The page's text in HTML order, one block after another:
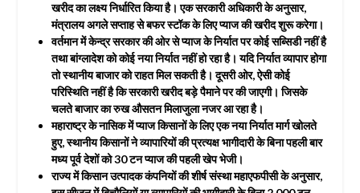
खरीद का लक्ष्य निर्धारित किया है। एक सरकारी अधिकारी के अनुसार,
मंत्रालय अगले सप्ताह से बफर स्टॉक के लिए प्याज की खरीद शुरू करेगा।
वर्तमान में केन्द्र सरकार की ओर से प्याज के निर्यात पर कोई सब्सिडी नहीं है
तथा बांग्लादेश को कोई नया निर्यात नहीं हो रहा है। यदि निर्यात व्यापार होगा
तो स्थानीय बाजार को राहत मिल सकती है। दूसरी ओर, ऐसी कोई
परिस्थिति नहीं है कि सरकारी खरीद बड़े पैमाने पर की जाएगी। जिसके
चलते बाजार का रुख औसतन मिलाजुला नजर आ रहा है।
महाराष्ट्र के नासिक में प्याज किसानों के लिए एक नया निर्यात मार्ग खोलते
हुए, स्थानीय किसानों ने व्यापारियों की प्रत्यक्ष भागीदारी के बिना पहली बार
मध्य पूर्व देशों को 30 टन प्याज की पहली खेप भेजी।
राज्य में किसान उत्पादक कंपनियों की शीर्ष संस्था महाएफपीसी के अनुसार,